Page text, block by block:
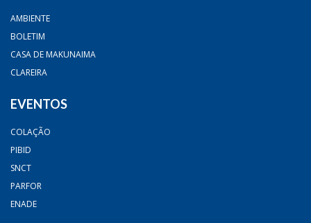
AMBIENTE
BOLETIM
CASA DE MAKUNAIMA
CLAREIRA
EVENTOS
COLAÇÃO
PIBID
SNCT
PARFOR
ENADE